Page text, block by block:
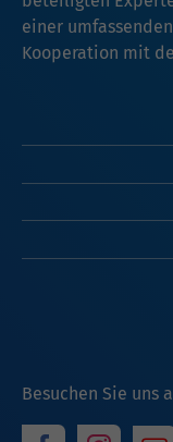
einer
Kooperation mit
Besuchen Sie uns